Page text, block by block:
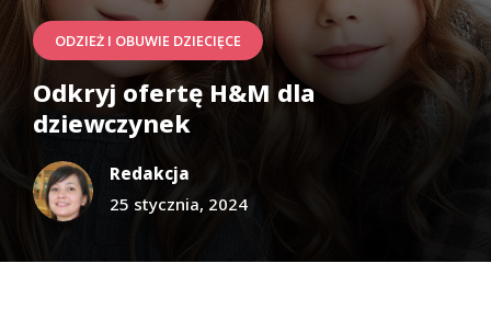
ODZIEŻ I OBUWIE DZIECIĘCE
Odkryj ofertę H&M dla
dziewczynek
Redakcja
25 stycznia, 2024